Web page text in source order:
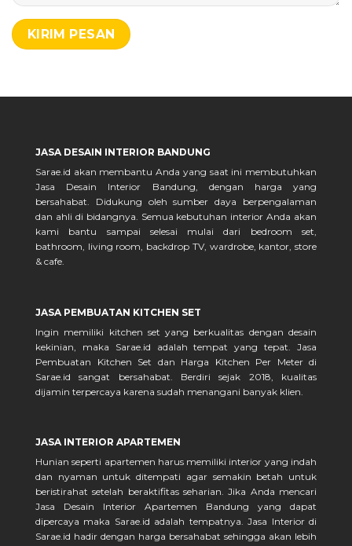
JASA DESAIN INTERIOR BANDUNG
Sarae.id akan membantu Anda yang saat ini membutuhkan
Jasa Desain Interior Bandung, dengan harga yang
bersahabat. Didukung oleh sumber daya berpengalaman
dan ahli di bidangnya. Semua kebutuhan interior Anda akan
kami bantu sampai selesai mulai dari bedroom set,
bathroom, living room, backdrop TV, wardrobe, kantor, store
& cafe.
JASA PEMBUATAN KITCHEN SET
Ingin memiliki kitchen set yang berkualitas dengan desain
kekinian, maka Sarae.id adalah tempat yang tepat. Jasa
Pembuatan Kitchen Set dan Harga Kitchen Per Meter di
Sarae.id sangat bersahabat. Berdiri sejak 2018, kualitas
dijamin terpercaya karena sudah menangani banyak klien.
JASA INTERIOR APARTEMEN
Hunian seperti apartemen harus memiliki interior yang indah
dan nyaman untuk ditempati agar semakin betah untuk
beristirahat setelah beraktifitas seharian. Jika Anda mencari
Jasa Desain Interior Apartemen Bandung yang dapat
dipercaya maka Sarae.id adalah tempatnya. Jasa Interior di
Sarae.id hadir dengan harga bersahabat sehingga akan lebih